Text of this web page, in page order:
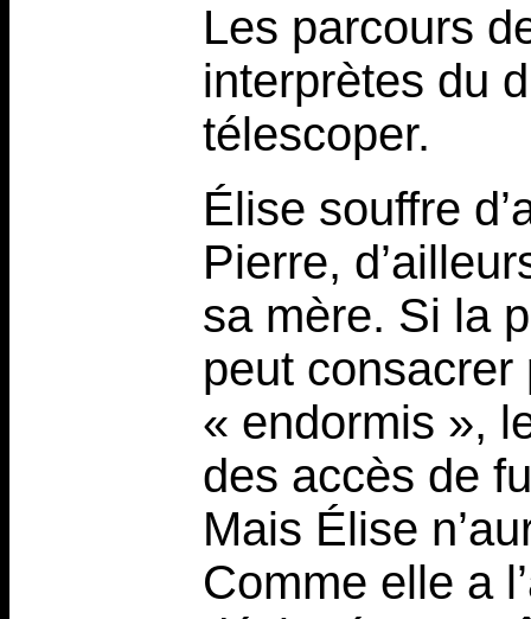
Les parcours
interprètes du
télescoper.
Élise souffre
Pierre,
sa mère. Si la
peut
« endormis »,
des accès de
Mais Élise
Comme elle a